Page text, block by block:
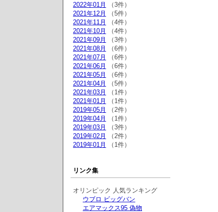
2022年01月
（3件）
2021年12月
（5件）
2021年11月
（4件）
2021年10月
（4件）
2021年09月
（3件）
2021年08月
（6件）
2021年07月
（6件）
2021年06月
（6件）
2021年05月
（6件）
2021年04月
（5件）
2021年03月
（1件）
2021年01月
（1件）
2019年05月
（2件）
2019年04月
（1件）
2019年03月
（3件）
2019年02月
（2件）
2019年01月
（1件）
リンク集
オリンピック 人気ランキング
ウブロ ビッグバン
エアマックス95 偽物